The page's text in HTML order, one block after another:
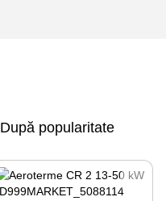
După popularitate